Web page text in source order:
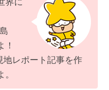
！
地レポート記事を作